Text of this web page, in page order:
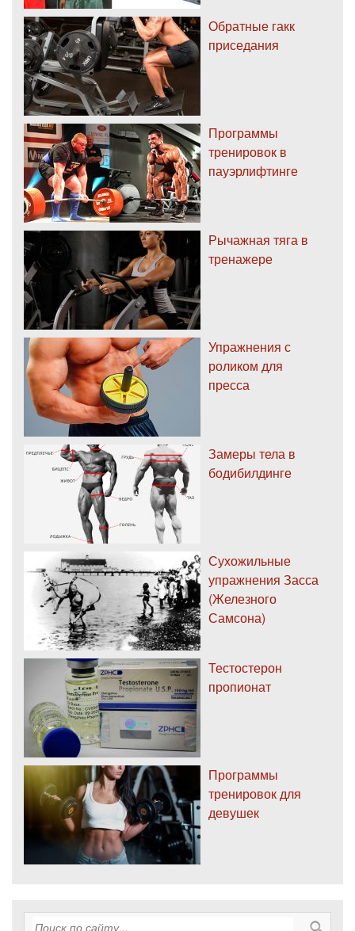
Обратные гакк
приседания
Программы
тренировок в
пауэрлифтинге
Рычажная тяга в
тренажере
Упражнения с
роликом для
пресса
Замеры тела в
бодибилдинге
Сухожильные
упражнения Засса
(Железного
Самсона)
Тестостерон
пропионат
Программы
тренировок для
девушек